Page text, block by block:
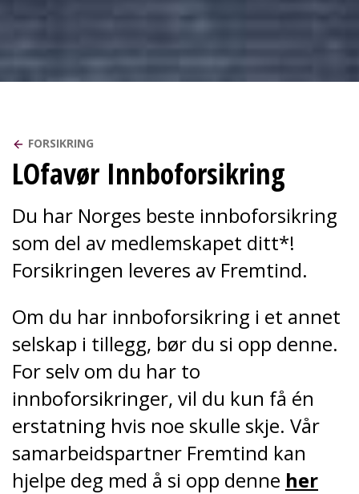
FORSIKRING
LOfavør Innboforsikring
Du har Norges beste innboforsikring
som del av medlemskapet ditt*!
Forsikringen leveres av Fremtind.
Om du har innboforsikring i et annet
selskap i tillegg, bør du si opp denne.
For selv om du har to
innboforsikringer, vil du kun få én
erstatning hvis noe skulle skje. Vår
samarbeidspartner Fremtind kan
hjelpe deg med å si opp denne her